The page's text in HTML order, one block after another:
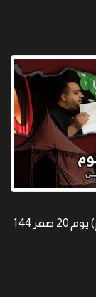
مجلس العزاء في يوم أربعينية الإمام الحسين (ع) يوم 20 صفر 144